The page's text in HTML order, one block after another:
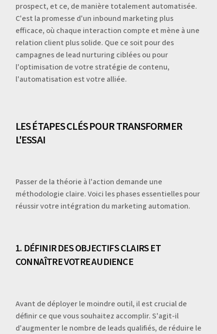
prospect, et ce, de manière totalement automatisée.
C'est la promesse d'un inbound marketing plus
efficace, où chaque interaction compte et mène à une
relation client plus solide. Que ce soit pour des
campagnes de lead nurturing ciblées ou pour
l'optimisation de votre stratégie de contenu,
l'automatisation est votre alliée.
LES ÉTAPES CLÉS POUR TRANSFORMER
L'ESSAI
Passer de la théorie à l'action demande une
méthodologie claire. Voici les phases essentielles pour
réussir votre intégration du marketing automation.
1. DÉFINIR DES OBJECTIFS CLAIRS ET
CONNAÎTRE VOTRE AUDIENCE
Avant de déployer le moindre outil, il est crucial de
définir ce que vous souhaitez accomplir. S'agit-il
d'augmenter le nombre de leads qualifiés, de réduire le